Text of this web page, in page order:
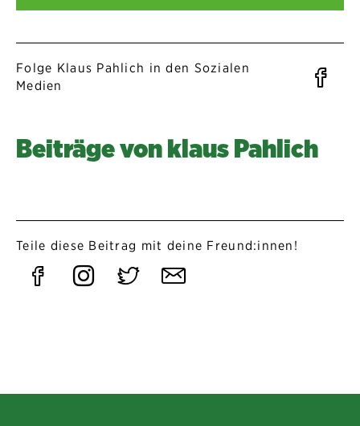
Folge Klaus Pahlich in den Sozialen
Medien
Beiträge von klaus Pahlich
Teile diese Beitrag mit deine Freund:innen!
Auf
Auf
Auf Per
teilen